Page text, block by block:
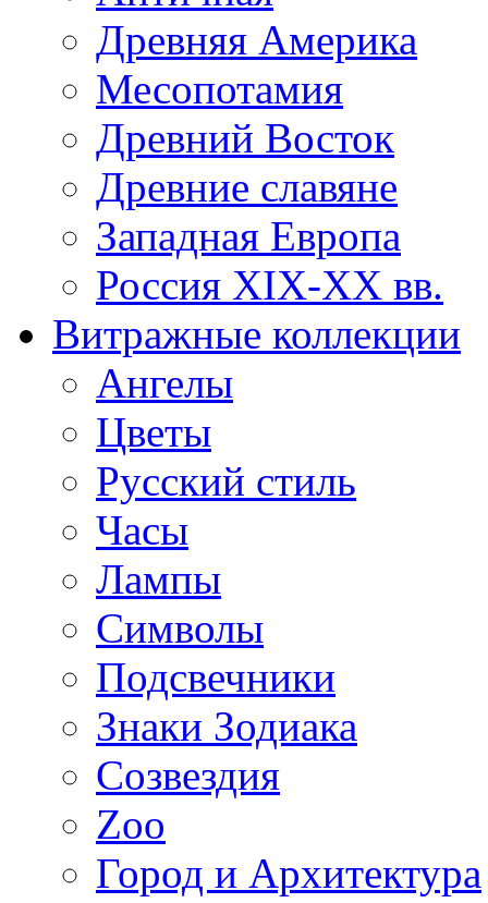
Древняя Америка
Месопотамия
Древний Восток
Древние славяне
Западная Европа
Россия XIX-XX вв.
Витражные коллекции
Ангелы
Цветы
Русский стиль
Часы
Лампы
Символы
Подсвечники
Знаки Зодиака
Созвездия
Zoo
Город и Архитектура